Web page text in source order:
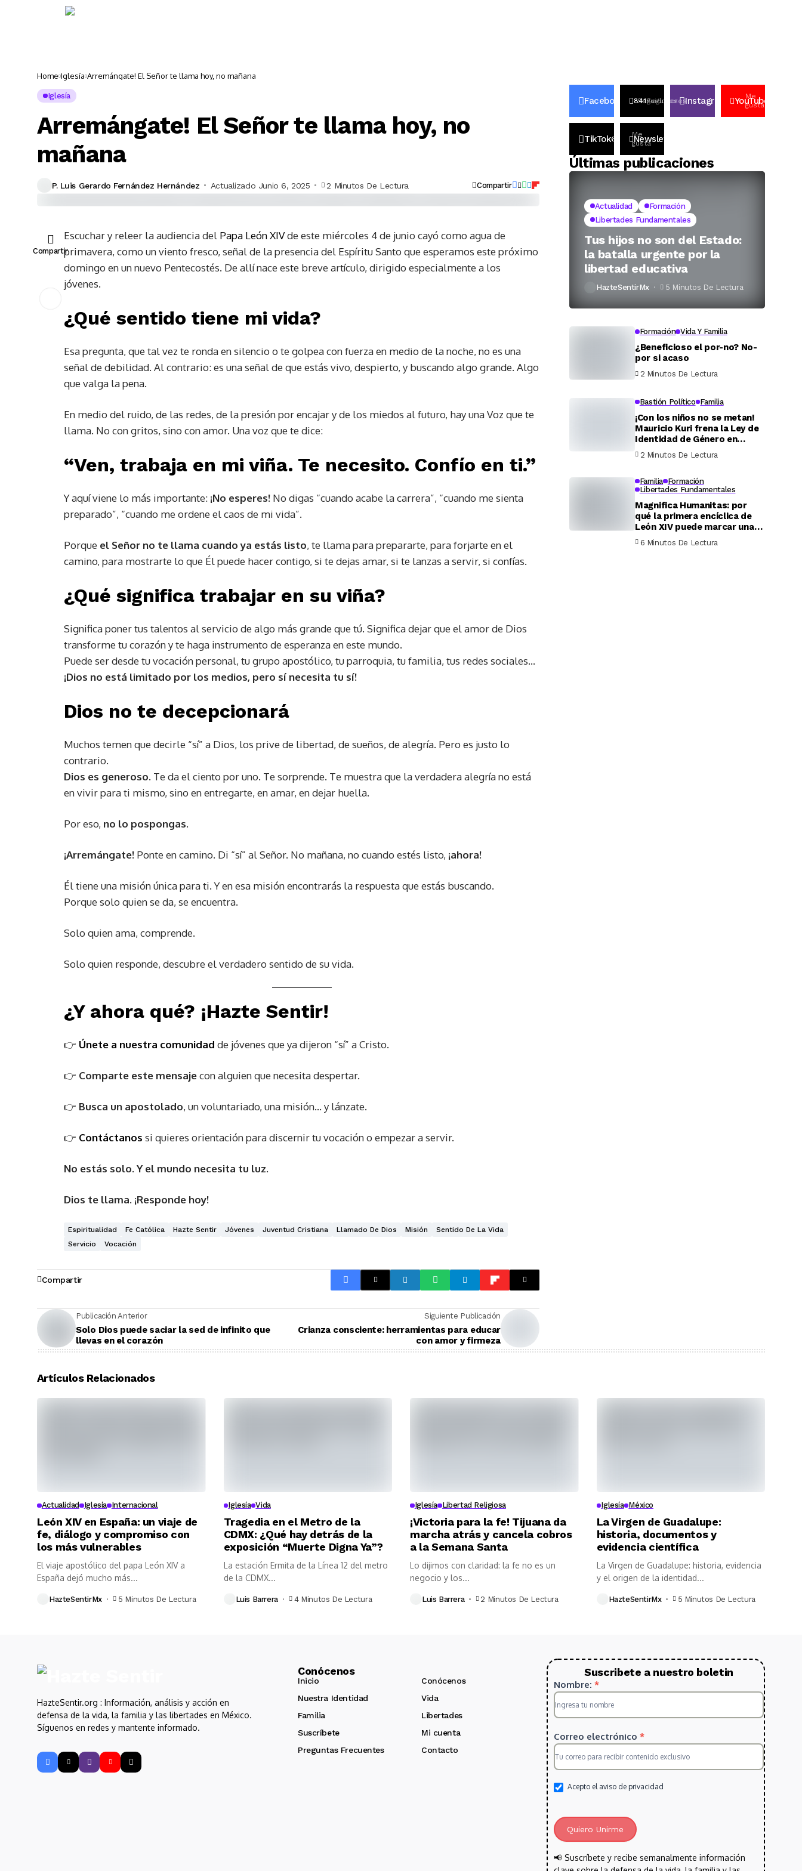
Home Iglesía Arremángate! El Señor te llama hoy, no mañana
Iglesía
Arremángate! El Señor te llama hoy, no
mañana
P. Luis Gerardo Fernández Hernández Actualizado Junio 6, 2025 2 Minutos De Lectura Compartir
Compartir
Escuchar y releer la audiencia del Papa León XIVde este miércoles 4 de junio cayó como agua de
primavera, como un viento fresco, señal de la presencia del Espíritu Santo que esperamos este próximo
domingo en un nuevo Pentecostés. De allí nace este breve artículo, dirigido especialmente a los
jóvenes.
¿Qué sentido tiene mi vida?
Esa pregunta, que tal vez te ronda en silencio o te golpea con fuerza en medio de la noche, no es una
señal de debilidad. Al contrario: es una señal de que estás vivo, despierto, y buscando algo grande. Algo
que valga la pena.
En medio del ruido, de las redes, de la presión por encajar y de los miedos al futuro, hay una Voz que te
llama. No con gritos, sino con amor. Una voz que te dice:
“Ven, trabaja en mi viña. Te necesito. Confío en ti.”
Y aquí viene lo más importante: ¡No esperes! No digas “cuando acabe la carrera”, “cuando me sienta
preparado”, “cuando me ordene el caos de mi vida”.
Porque el Señor no te llama cuando ya estás listo, te llama para prepararte, para forjarte en el
camino, para mostrarte lo que Él puede hacer contigo, si te dejas amar, si te lanzas a servir, si confías.
¿Qué significa trabajar en su viña?
Significa poner tus talentos al servicio de algo más grande que tú. Significa dejar que el amor de Dios
transforme tu corazón y te haga instrumento de esperanza en este mundo.
Puede ser desde tu vocación personal, tu grupo apostólico, tu parroquia, tu familia, tus redes sociales…
¡Dios no está limitado por los medios, pero sí necesita tu sí!
Dios no te decepcionará
Muchos temen que decirle “sí” a Dios, los prive de libertad, de sueños, de alegría. Pero es justo lo
contrario.
Dios es generoso. Te da el ciento por uno. Te sorprende. Te muestra que la verdadera alegría no está
en vivir para ti mismo, sino en entregarte, en amar, en dejar huella.
Por eso, no lo pospongas.
¡Arremángate! Ponte en camino. Di “sí” al Señor. No mañana, no cuando estés listo, ¡ahora!
Él tiene una misión única para ti. Y en esa misión encontrarás la respuesta que estás buscando.
Porque solo quien se da, se encuentra.
Solo quien ama, comprende.
Solo quien responde, descubre el verdadero sentido de su vida.
¿Y ahora qué? ¡Hazte Sentir!
👉 Únete a nuestra comunidad de jóvenes que ya dijeron “sí” a Cristo.
👉 Comparte este mensajecon alguien que necesita despertar.
👉 Busca un apostolado, un voluntariado, una misión… y lánzate.
👉 Contáctanos si quieres orientación para discernir tu vocación o empezar a servir.
No estás solo. Y el mundo necesita tu luz.
Dios te llama. ¡Responde hoy!
Espiritualidad Fe Católica Hazte Sentir Jóvenes Juventud Cristiana Llamado De Dios Misión
Sentido De La Vida
Servicio
Vocación
Compartir
Publicación Anterior
Solo Dios puede saciar la sed de infinito que
llevas en el corazón
Siguiente Publicación
Crianza consciente: herramientas para educar
con amor y firmeza
Facebook 24kSeguidores
841SeguidoresInstagram 638k
Me
gusta
YouTube
TikTok6341k
Me
gusta
Newsletter
Últimas publicaciones
Actualidad
Formación
Libertades Fundamentales
Tus hijos no son del Estado:
la batalla urgente por la
libertad educativa
HazteSentirMx 5 Minutos De Lectura
Formación Vida Y Familia
¿Beneficioso el por-no? No-
por si acaso
2 Minutos De Lectura
Bastión Político Familia
¡Con los niños no se metan!
Mauricio Kuri frena la Ley de
Identidad de Género en
Querétaro
2 Minutos De Lectura
Familia Formación
Libertades Fundamentales
Magnifica Humanitas: por
qué la primera encíclica de
León XIV puede marcar una
época
6 Minutos De Lectura
Artículos Relacionados
Actualidad Iglesía Internacional
León XIV en España: un viaje de
fe, diálogo y compromiso con
los más vulnerables
El viaje apostólico del papa León XIV a
España dejó mucho más...
HazteSentirMx 5 Minutos De Lectura
Iglesía Vida
Tragedia en el Metro de la
CDMX: ¿Qué hay detrás de la
exposición “Muerte Digna Ya”?
La estación Ermita de la Línea 12 del metro
de la CDMX...
Luis Barrera 4 Minutos De Lectura
Iglesía Libertad Religiosa
¡Victoria para la fe! Tijuana da
marcha atrás y cancela cobros
a la Semana Santa
Lo dijimos con claridad: la fe no es un
negocio y los...
Luis Barrera 2 Minutos De Lectura
Iglesía México
La Virgen de Guadalupe:
historia, documentos y
evidencia científica
La Virgen de Guadalupe: historia, evidencia
y el origen de la identidad...
HazteSentirMx 5 Minutos De Lectura
HazteSentir.org : Información, análisis y acción en
defensa de la vida, la familia y las libertades en México.
Síguenos en redes y mantente informado.
Conócenos
Inicio
Conócenos
Nuestra Identidad
Vida
Familia
Libertades
Suscríbete
Mi cuenta
Preguntas Frecuentes
Contacto
Suscribete a nuestro boletin
Suscripcion
HS
2025
Nombre: *
Correo electrónico *
Acepto el aviso de privacidad
Quiero Unirme
📢 Suscríbete y recibe semanalmente información